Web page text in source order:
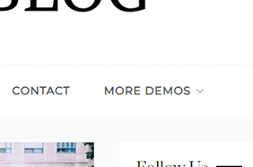
Активдүү орнотуулар